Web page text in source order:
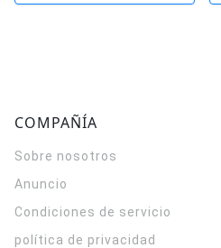
COMPAÑÍA
Sobre nosotros
Anuncio
Condiciones de servicio
política de privacidad